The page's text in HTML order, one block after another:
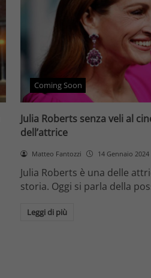
Coming Soon
Julia Roberts senza veli al
dell’attrice
Matteo Fantozzi 14 Gennaio 2024
Julia Roberts è una delle
storia. Oggi si parla della
Leggi di più